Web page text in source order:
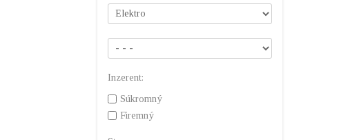
Inzerent:
Súkromný
Firemný